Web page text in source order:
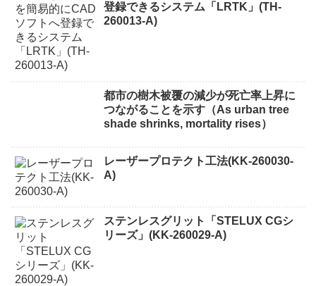
登録できるシステム「LRTK」(TH-
260013-A)
都市の樹木被覆の減少が死亡率上昇に
つながることを示す（As urban tree
shade shrinks, mortality rises）
レーザープロテクト⼯法(KK-260030-
A)
ステンレスグリット「STELUX CGシ
リーズ」(KK-260029-A)